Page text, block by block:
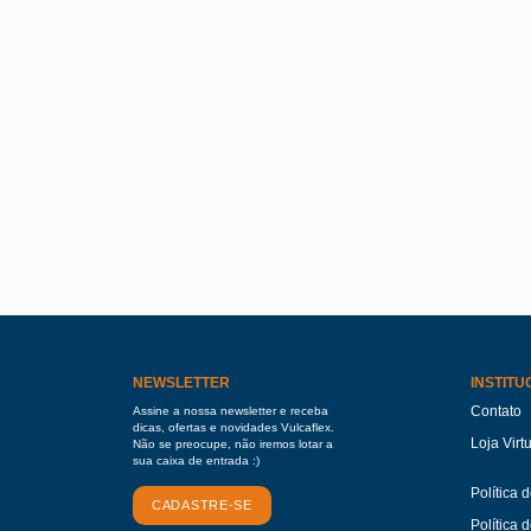
NEWSLETTER
Assine a nossa newsletter e receba
dicas, ofertas e novidades Vulcaflex.
Não se preocupe, não iremos lotar a
sua caixa de entrada :)
CADASTRE-SE
Contato
Loja
Política
Política